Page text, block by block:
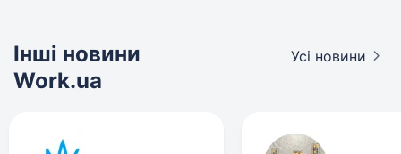
Інші новини
Work.ua
Усі новини